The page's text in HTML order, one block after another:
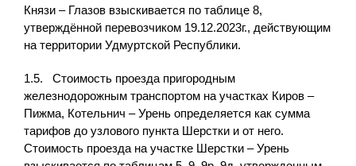
Князи – Глазов взыскивается по таблице 8,
утверждённой перевозчиком 19.12.2023г., действующим
на территории Удмуртской Республики.
1.5. Стоимость проезда пригородным
железнодорожным транспортом на участках Киров –
Пижма, Котельнич – Урень определяется как сумма
тарифов до узлового пункта Шерстки и от него.
Стоимость проезда на участке Шерстки – Урень